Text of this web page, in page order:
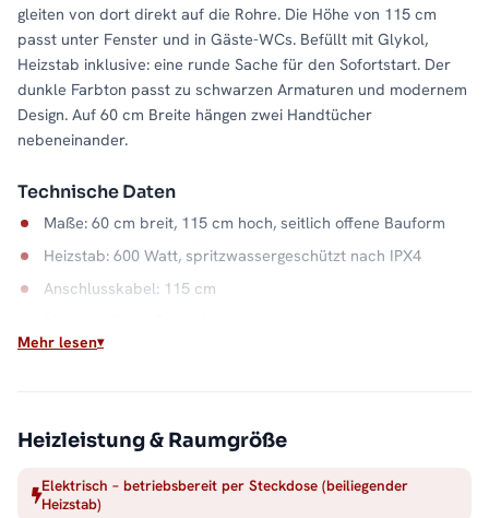
gleiten von dort direkt auf die Rohre. Die Höhe von 115 cm
passt unter Fenster und in Gäste-WCs. Befüllt mit Glykol,
Heizstab inklusive: eine runde Sache für den Sofortstart. Der
dunkle Farbton passt zu schwarzen Armaturen und modernem
Design. Auf 60 cm Breite hängen zwei Handtücher
nebeneinander.
Technische Daten
Maße: 60 cm breit, 115 cm hoch, seitlich offene Bauform
Heizstab: 600 Watt, spritzwassergeschützt nach IPX4
Anschlusskabel: 115 cm
Betrieb macht die Badwärme unabhängig vom Heizsystem. Die
offene Seite hält dabei jeden Handgriff kurz, und der
Stahlkorpus in Anthrazit bleibt ein ruhiger Blickfang. Alle
Größen und Ausführungen finden Sie in der Kategorie
Mehr lesen
Heizleistung & Raumgröße
Elektrisch – betriebsbereit per Steckdose (beiliegender
Heizstab)